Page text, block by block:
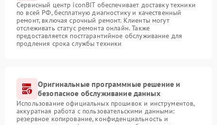
Сервисный центр iconBIT обеспечивает доставку техники
по всей РФ, бесплатную диагностику и качественный
ремонт, включая срочный ремонт. Клиенты могут
отслеживать статус ремонта онлайн. Также
предоставляется постгарантийное обслуживание для
продления срока службы техники
Оригинальные программные решение и
безопасное обслуживание данных
Использование официальных прошивок и инструментов,
аккуратная работа с пользовательскими данными:
резервное копирование, конфиденциальность и